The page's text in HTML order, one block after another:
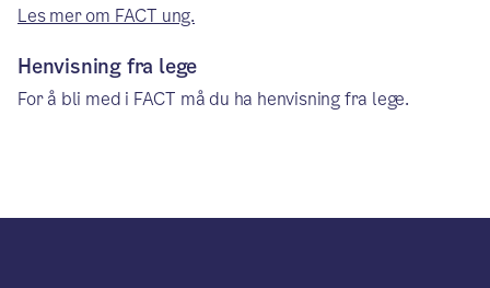
Les mer om FACT ung.
Henvisning fra lege
For å bli med i FACT må du ha henvisning fra lege.